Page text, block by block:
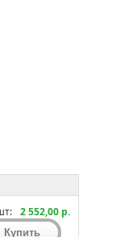
2 552,00 р.